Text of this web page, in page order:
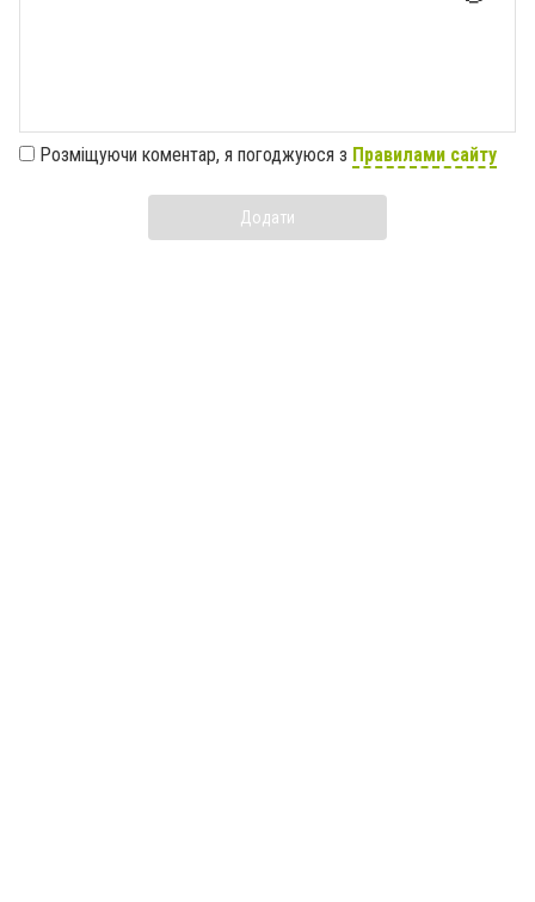
Розміщуючи коментар, я погоджуюся з Правилами сайту
Додати